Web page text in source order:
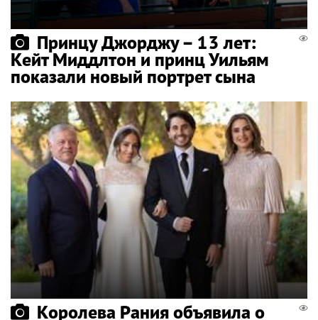
Принцу Джорджу – 13 лет:
Кейт Миддлтон и принц Уильям
показали новый портрет сына
Королева Рания объявила о